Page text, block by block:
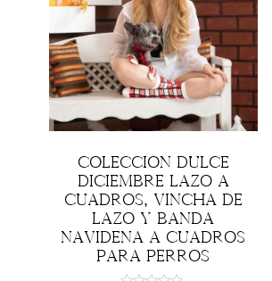
COLECCIÓN DULCE
DICIEMBRE LAZO A
CUADROS, VINCHA DE
LAZO Y BANDA
NAVIDEÑA A CUADROS
PARA PERROS